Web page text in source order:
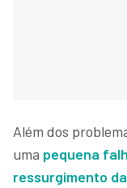
Além dos
uma pequena
ressurgimento